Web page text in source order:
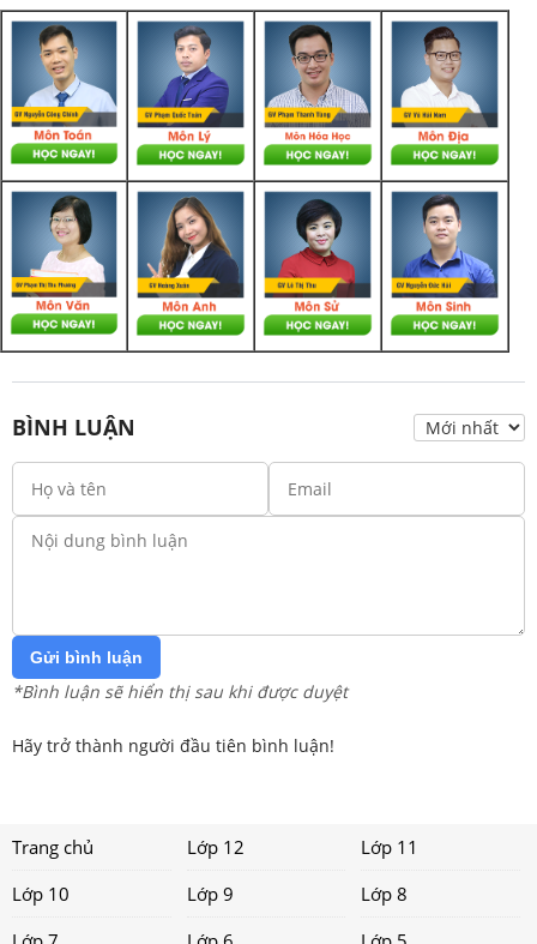
BÌNH LUẬN
Gửi bình luận
*Bình luận sẽ hiển thị sau khi được duyệt
Hãy trở thành người đầu tiên bình luận!
Trang chủ Lớp 12
Lớp 11
Lớp 10
Lớp 9
Lớp 8